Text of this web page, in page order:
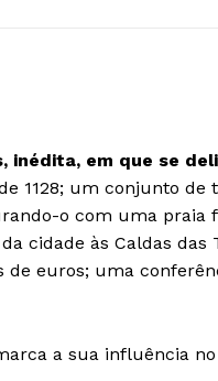
inédita, em que se
1128; um conjunto
o com uma
cidade às Caldas das
euros; uma
a sua influência no